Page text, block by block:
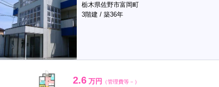
栃木県佐野市富岡町
3階建 / 築36年
2.6 万円 （管理費等－）